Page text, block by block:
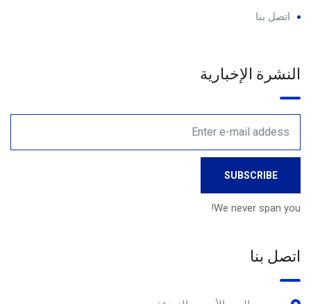
اتصل بنا
النشرة الإخبارية
We never span you!
اتصل بنا